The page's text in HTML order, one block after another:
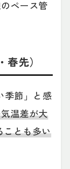
ペース管
先）
季節」と感
温差が大
ことも多い